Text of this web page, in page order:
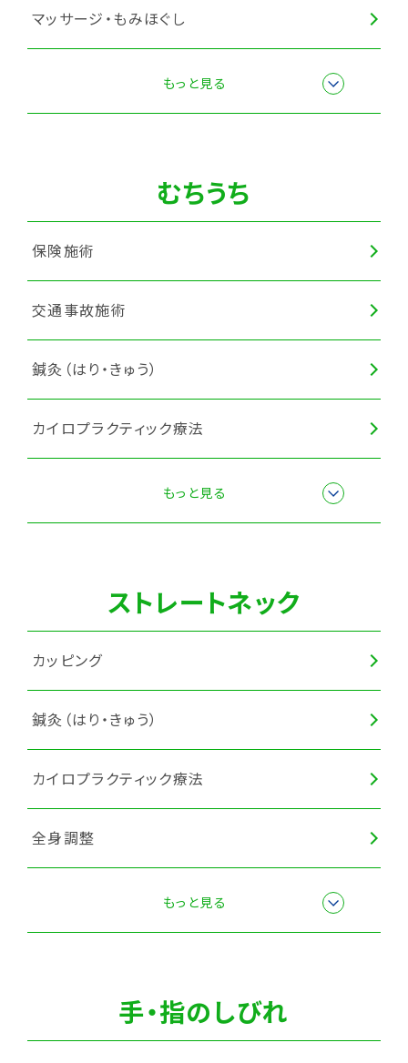
マッサージ・もみほぐし
もっと見る
むちうち
保険施術
交通事故施術
鍼灸（はり・きゅう）
カイロプラクティック療法
猫背矯正
もっと見る
ストレートネック
カッピング
鍼灸（はり・きゅう）
カイロプラクティック療法
全身調整
マッサージ・もみほぐしもっと見る
手・指のしびれ